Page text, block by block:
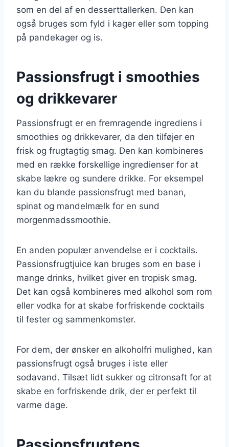
som en del af en desserttallerken. Den kan
også bruges som fyld i kager eller som topping
på pandekager og is.
Passionsfrugt i smoothies
og drikkevarer
Passionsfrugt er en fremragende ingrediens i
smoothies og drikkevarer, da den tilføjer en
frisk og frugtagtig smag. Den kan kombineres
med en række forskellige ingredienser for at
skabe lækre og sundere drikke. For eksempel
kan du blande passionsfrugt med banan,
spinat og mandelmælk for en sund
morgenmadssmoothie.
En anden populær anvendelse er i cocktails.
Passionsfrugtjuice kan bruges som en base i
mange drinks, hvilket giver en tropisk smag.
Det kan også kombineres med alkohol som rom
eller vodka for at skabe forfriskende cocktails
til fester og sammenkomster.
For dem, der ønsker en alkoholfri mulighed, kan
passionsfrugt også bruges i iste eller
sodavand. Tilsæt lidt sukker og citronsaft for at
skabe en forfriskende drik, der er perfekt til
varme dage.